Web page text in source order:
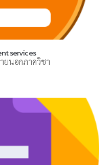
services
ยนอกภาควิชา